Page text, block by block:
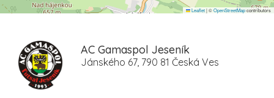
Leaflet|©OpenStreetMapcontributors
AC Gamaspol Jeseník
Jánského 67, 790 81 Česká Ves